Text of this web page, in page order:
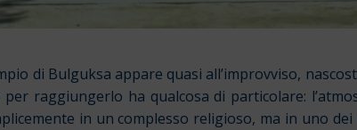
di Bulguksa appare quasi all’improvviso,
raggiungerlo ha qualcosa di particolare:
in un complesso religioso, ma in uno